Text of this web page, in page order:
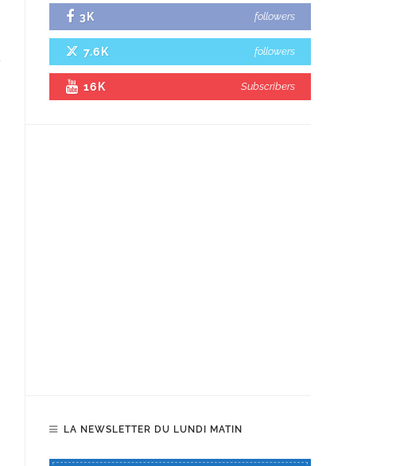
3K followers
7.6K followers
16K Subscribers
LA NEWSLETTER DU LUNDI MATIN